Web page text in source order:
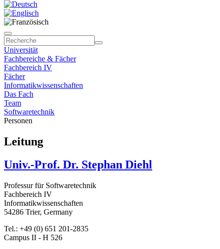
Universität
Fachbereiche & Fächer
Fachbereich IV
Fächer
Informatikwissenschaften
Das Fach
Team
Softwaretechnik
Personen
Leitung
Univ.-Prof. Dr. Stephan Diehl
Professur für Softwaretechnik
Fachbereich IV
Informatikwissenschaften
54286 Trier, Germany
Tel.: +49 (0) 651 201-2835
Campus II - H 526